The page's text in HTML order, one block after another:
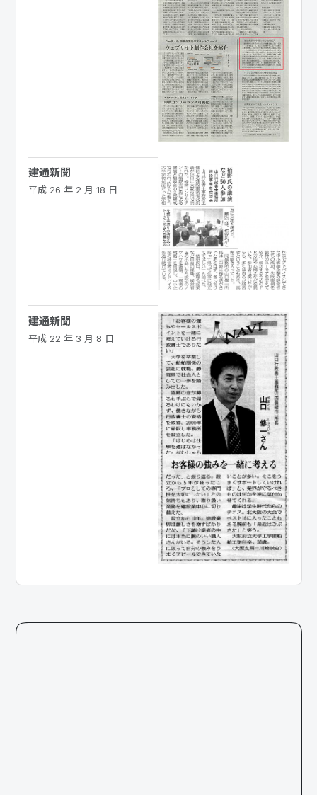
建通新聞
平成 26 年 2 月 18 日
建通新聞
平成 22 年 3 月 8 日